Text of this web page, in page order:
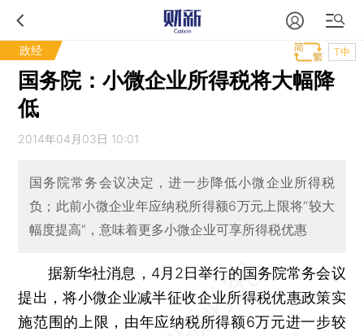
政经 T中
国务院：小微企业所得税将大幅降
低
2014年04月03日 10:01
国务院常务会议决定，进一步降低小微企业所得税
负；此前小微企业年应纳税所得额6万元上限将“较大
幅度提高”，意味着更多小微企业可享所得税优惠
据新华社消息，4月2日举行的国务院常务会议
提出，将小微企业减半征收企业所得税优惠政策实
施范围的上限，由年应纳税所得额6万元进一步较